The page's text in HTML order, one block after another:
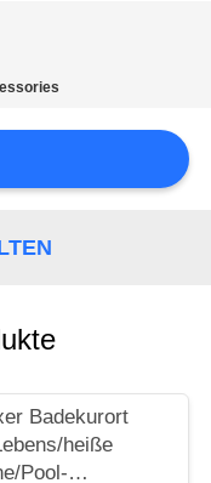
Badekurort
heiße
Pool-